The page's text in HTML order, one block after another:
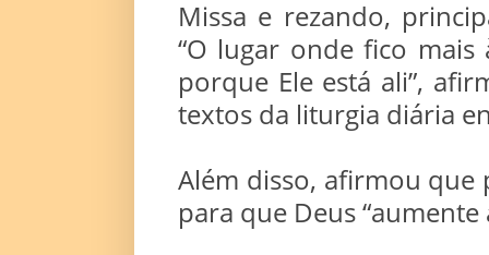
Missa e rezando,
“O lugar onde fico
porque Ele está ali”,
textos da liturgia diária
Além disso, afirmou que
para que Deus “aumente